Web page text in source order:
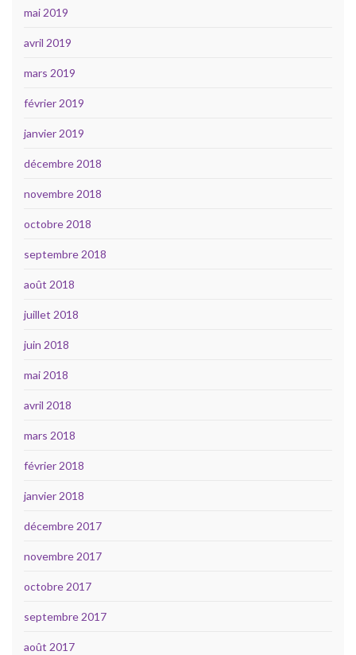
mai 2019
avril 2019
mars 2019
février 2019
janvier 2019
décembre 2018
novembre 2018
octobre 2018
septembre 2018
août 2018
juillet 2018
juin 2018
mai 2018
avril 2018
mars 2018
février 2018
janvier 2018
décembre 2017
novembre 2017
octobre 2017
septembre 2017
août 2017